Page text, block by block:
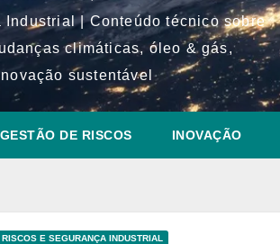
Industrial | Conteúdo técnico sobre
climáticas, óleo & gás,
sustentável
GESTÃO DE RISCOS INOVAÇÃO
E SEGURANÇA INDUSTRIAL